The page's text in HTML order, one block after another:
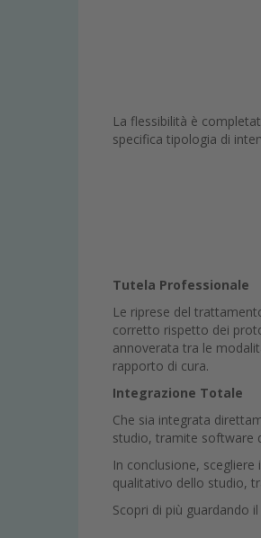
La flessibilità è
specifica tipologia di
Tutela Professionale
Le riprese del
corretto rispetto dei
annoverata tra le
rapporto di cura.
Integrazione Totale
Che sia integrata
studio, tramite software
In conclusione,
qualitativo dello studio,
Scopri di più guardando